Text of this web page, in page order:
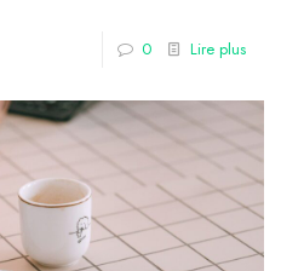
0 Lire plus